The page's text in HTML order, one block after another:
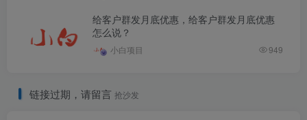
给客户群发月底优惠，给客户群发月底优惠
怎么说？
小白项目 949
链接过期，请留言 抢沙发